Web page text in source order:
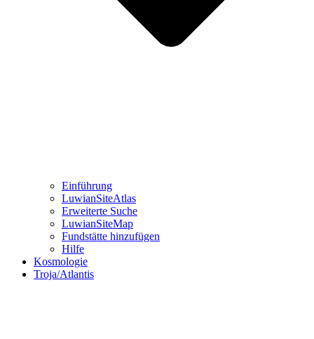
Einführung
LuwianSiteAtlas
Erweiterte Suche
LuwianSiteMap
Fundstätte hinzufügen
Hilfe
Kosmologie
Troja/Atlantis